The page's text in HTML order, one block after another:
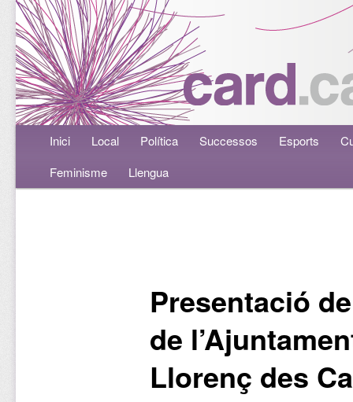
Menú principalAneu al contingut principal
Aneu al contingut secundari
Inici Local Política Successos Esports
Feminisme
Llengua
Presentació
de
Llorenç des